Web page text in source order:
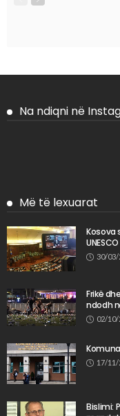
Na ndiqni në
Më të lexuarat
Kosova
UNESCO
30/03/
Frikë
ndodh
02/10/
17/11/
Bislimi: